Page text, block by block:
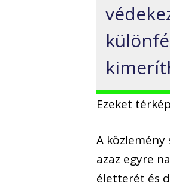
Ezeket
A közlemény
azaz egyre
életterét és